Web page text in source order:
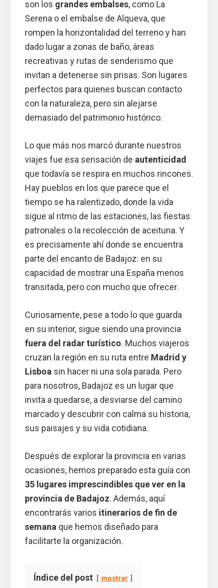
son los grandes embalses, como La
Serena o el embalse de Alqueva, que
rompen la horizontalidad del terreno y han
dado lugar a zonas de baño, áreas
recreativas y rutas de senderismo que
invitan a detenerse sin prisas. Son lugares
perfectos para quienes buscan contacto
con la naturaleza, pero sin alejarse
demasiado del patrimonio histórico.
Lo que más nos marcó durante nuestros
viajes fue esa sensación de autenticidad
que todavía se respira en muchos rincones.
Hay pueblos en los que parece que el
tiempo se ha ralentizado, donde la vida
sigue al ritmo de las estaciones, las fiestas
patronales o la recolección de aceituna. Y
es precisamente ahí donde se encuentra
parte del encanto de Badajoz: en su
capacidad de mostrar una España menos
transitada, pero con mucho que ofrecer.
Curiosamente, pese a todo lo que guarda
en su interior, sigue siendo una provincia
fuera del radar turístico. Muchos viajeros
cruzan la región en su ruta entre Madrid y
Lisboasin hacer ni una sola parada. Pero
para nosotros, Badajoz es un lugar que
invita a quedarse, a desviarse del camino
marcado y descubrir con calma su historia,
sus paisajes y su vida cotidiana.
Después de explorar la provincia en varias
ocasiones, hemos preparado esta guía con
35 lugares imprescindibles que ver en la
provincia de Badajoz. Además, aquí
encontrarás varios itinerarios de fin de
semanaque hemos diseñado para
facilitarte la organización.
Índice del post mostrar